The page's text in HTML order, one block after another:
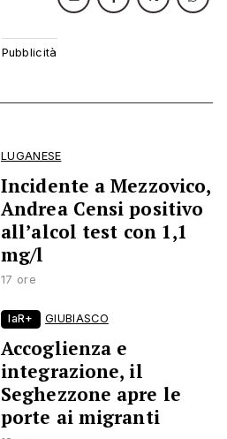
LUGANESE
Incidente a Mezzovico,
Andrea Censi positivo
all’alcol test con 1,1
mg/l
17 ore
laR+ GIUBIASCO
Accoglienza e
integrazione, il
Seghezzone apre le
porte ai migranti